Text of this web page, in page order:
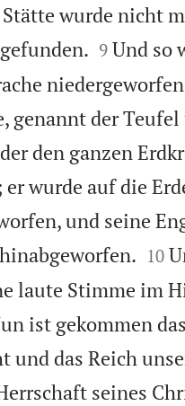
wurde nicht


9 Und so
genannt der
den ganzen
wurde auf die
und seine


10
laute Stimme im
ist gekommen
und das Reich
seines